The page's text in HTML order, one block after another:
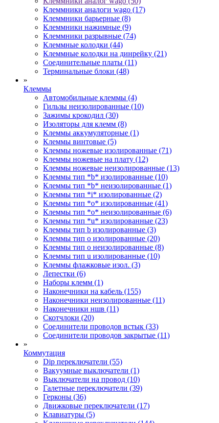
Клеммники аналоги wago (17)
Клеммники барьерные (8)
Клеммники нажимные (9)
Клеммники разрывные (74)
Клеммные колодки (44)
Клеммные колодки на динрейку (21)
Соединительные платы (11)
Терминальные блоки (48)
»
Клеммы
Автомобильные клеммы (4)
Гильзы неизолированные (10)
Зажимы крокодил (30)
Изоляторы для клемм (8)
Клеммы аккумуляторные (1)
Клеммы винтовые (5)
Клеммы ножевые изолированные (71)
Клеммы ножевые на плату (12)
Клеммы ножевые неизолированные (13)
Клеммы тип *b* изолированные (10)
Клеммы тип *b* неизолированные (1)
Клеммы тип *i* изолированные (2)
Клеммы тип *o* изолированные (41)
Клеммы тип *o* неизолированные (6)
Клеммы тип *u* изолированные (23)
Клеммы тип b изолированные (3)
Клеммы тип o изолированные (20)
Клеммы тип o неизолированные (8)
Клеммы тип u изолированные (10)
Клеммы флажковые изол. (3)
Лепестки (6)
Наборы клемм (1)
Наконечники на кабель (155)
Наконечники неизолированные (11)
Наконечники ншв (11)
Скотчлоки (20)
Соединители проводов встык (33)
Соединители проводов закрытые (11)
»
Коммутация
Dip переключатели (55)
Вакуумные выключатели (1)
Выключатели на провод (10)
Галетные переключатели (39)
Герконы (36)
Движковые переключатели (17)
Клавиатуры (5)